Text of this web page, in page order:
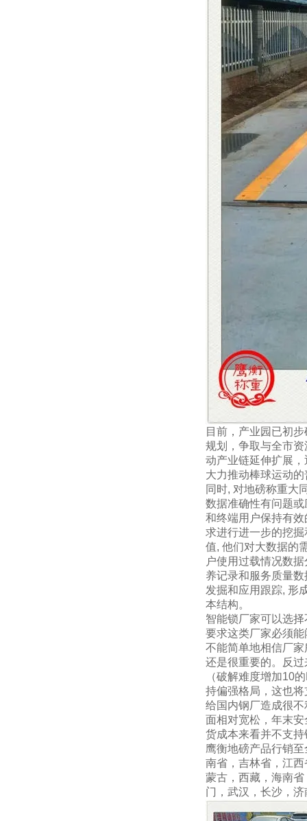
目前，产业园已初
规划，争取与全市
动产业链延伸扩展
大力推动棒球运动
同时, 对地磅称重大
数据准确性有问题
和终端用户保持有
求进行进一步的挖
值, 他们对大数据的
户使用过载情况数
养记录和服务质量
发掘和应用跟踪, 形
本结构。
智能锁厂家可以选
要求这类厂家必须
不能简单地相信厂
还是很重要的。反
（破解难度增加10
持偏强格局，这也
给国内钢厂造成很
面相对宽松，年末
货成本来看并不支
鹰衡地磅产品行销
南省 ， 吉林省 ， 江西
蒙古 ， 西藏 ， 海南省
门，武汉，长沙，